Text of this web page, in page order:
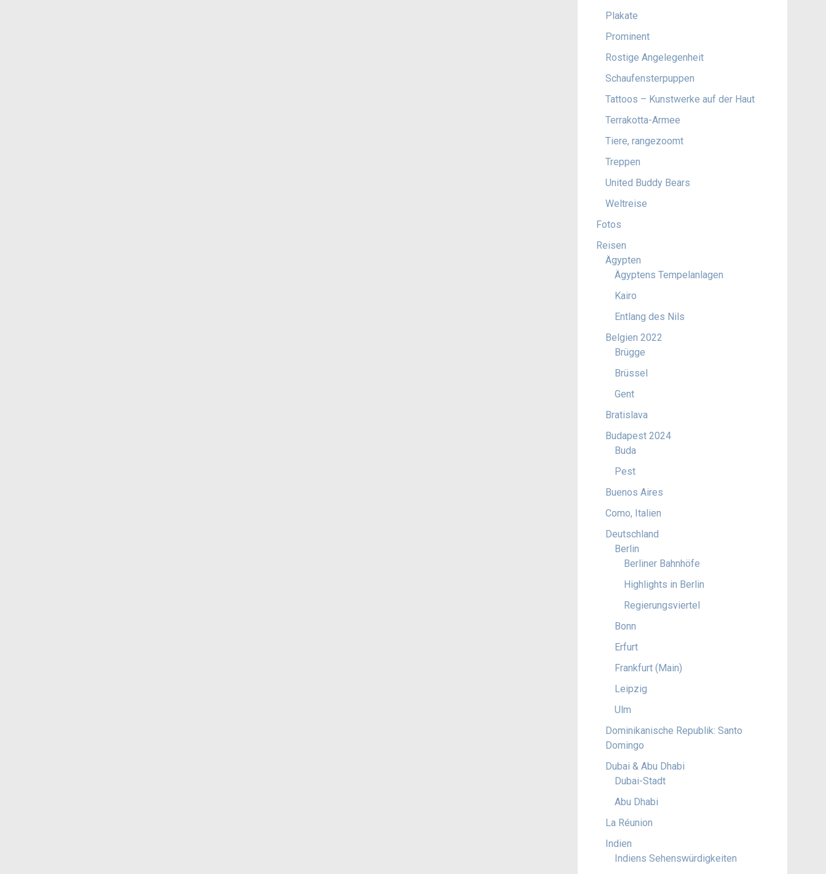
Plakate
Prominent
Rostige Angelegenheit
Schaufensterpuppen
Tattoos – Kunstwerke auf der Haut
Terrakotta-Armee
Tiere, rangezoomt
Treppen
United Buddy Bears
Weltreise
Fotos
Reisen
Ägypten
Ägyptens Tempelanlagen
Kairo
Entlang des Nils
Belgien 2022
Brügge
Brüssel
Gent
Bratislava
Budapest 2024
Buda
Pest
Buenos Aires
Como, Italien
Deutschland
Berlin
Berliner Bahnhöfe
Highlights in Berlin
Regierungsviertel
Bonn
Erfurt
Frankfurt (Main)
Leipzig
Ulm
Dominikanische Republik: Santo
Domingo
Dubai & Abu Dhabi
Dubai-Stadt
Abu Dhabi
La Réunion
Indien
Indiens Sehenswürdigkeiten